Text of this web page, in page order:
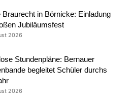
Braurecht in Börnicke: Einladung
Jubiläumsfest
2026
Stundenpläne: Bernauer
begleitet Schüler durchs
2026